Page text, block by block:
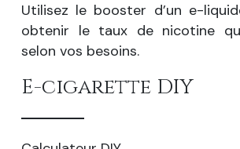
Utilisez le booster d’un e-
obtenir le taux de nicotine
selon vos besoins.
E-cigarette DIY